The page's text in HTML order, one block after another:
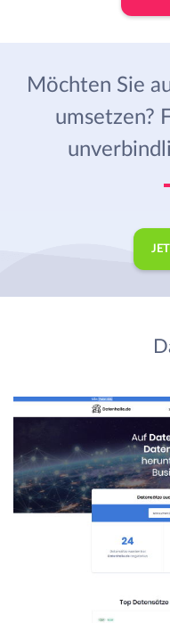
Möchten Sie
umsetzen?